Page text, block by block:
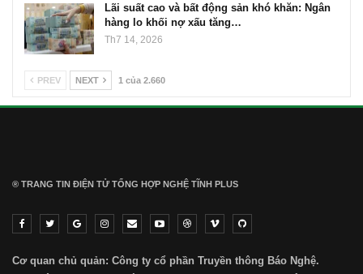
Lãi suất cao và bất động sản khó khăn: Ngân
hàng lo khối nợ xấu tăng…
Th7 14, 2026
PREV NEXT 1 của 2.660
® TRANG TIN ĐIỆN TỬ ТỔNG HỢP NGHỆ TĨNH PLUS
Cơ quan chủ quản: Công ty cổ phần Truyền thông Báo Nghệ.